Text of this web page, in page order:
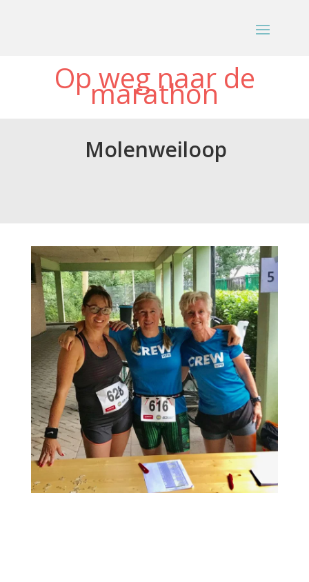
Op weg naar de
marathon
Molenweiloop